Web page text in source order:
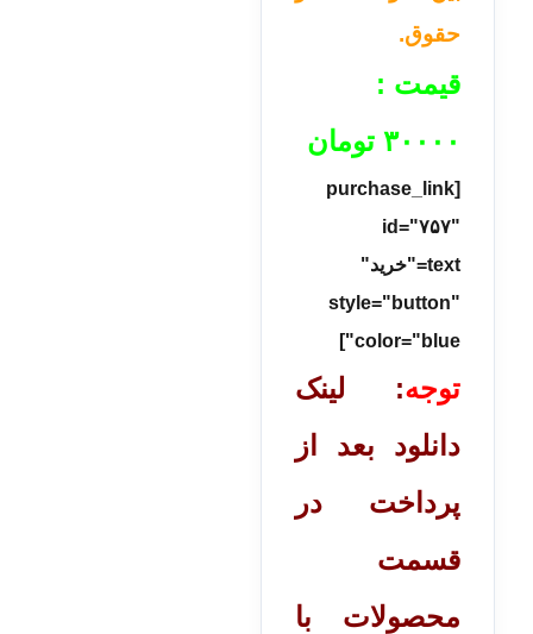
حقوق.
قیمت :
۳۰۰۰۰ تومان
[purchase_link
id="۷۵۷"
text="خرید"
style="button"
color="blue"]
توجه: لینک
دانلود بعد از
پرداخت در
قسمت
محصولات با